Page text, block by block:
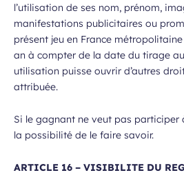
l’utilisation de ses nom, prénom,
manifestations publicitaires ou
présent jeu en France
an à compter de la date du tirage
utilisation puisse ouvrir d’autres
attribuée.
Si le gagnant ne veut pas participer
la possibilité de le faire savoir.
ARTICLE 16 – VISIBILITE DU